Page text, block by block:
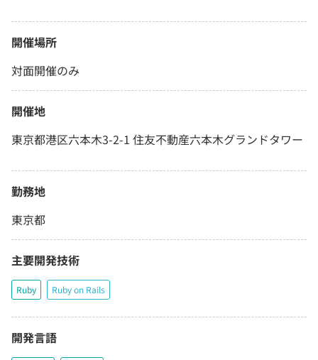
開催場所
対面開催のみ
開催地
東京都港区六本木3-2-1 住友不動産六本木グランドタワー
勤務地
東京都
主要開発技術
Ruby Ruby on Rails
開発言語